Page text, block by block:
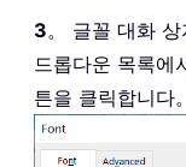
3。 글꼴 대화 상
드롭다운 목록에
튼을 클릭합니다。